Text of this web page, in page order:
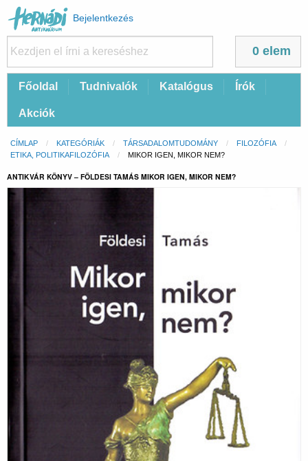
Felhasználói
fiók
menüje
Bejelentkezés
0 elem
FőFőoldal Tudnivalók Katalógus Írók
Akciók
Morzsa
CÍMLAP KATEGÓRIÁK TÁRSADALOMTUDOMÁNY
FILOZÓFIA
ETIKA, POLITIKAFILOZÓFIA
CURRENT:
MIKOR IGEN, MIKOR NEM?
ANTIKVÁR KÖNYV – FÖLDESI TAMÁS MIKOR IGEN, MIKOR NEM?